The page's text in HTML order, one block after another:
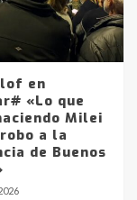
en
«Lo que
Milei
a la
de Buenos
en
Axion
Bahía
vendrá
gran parte